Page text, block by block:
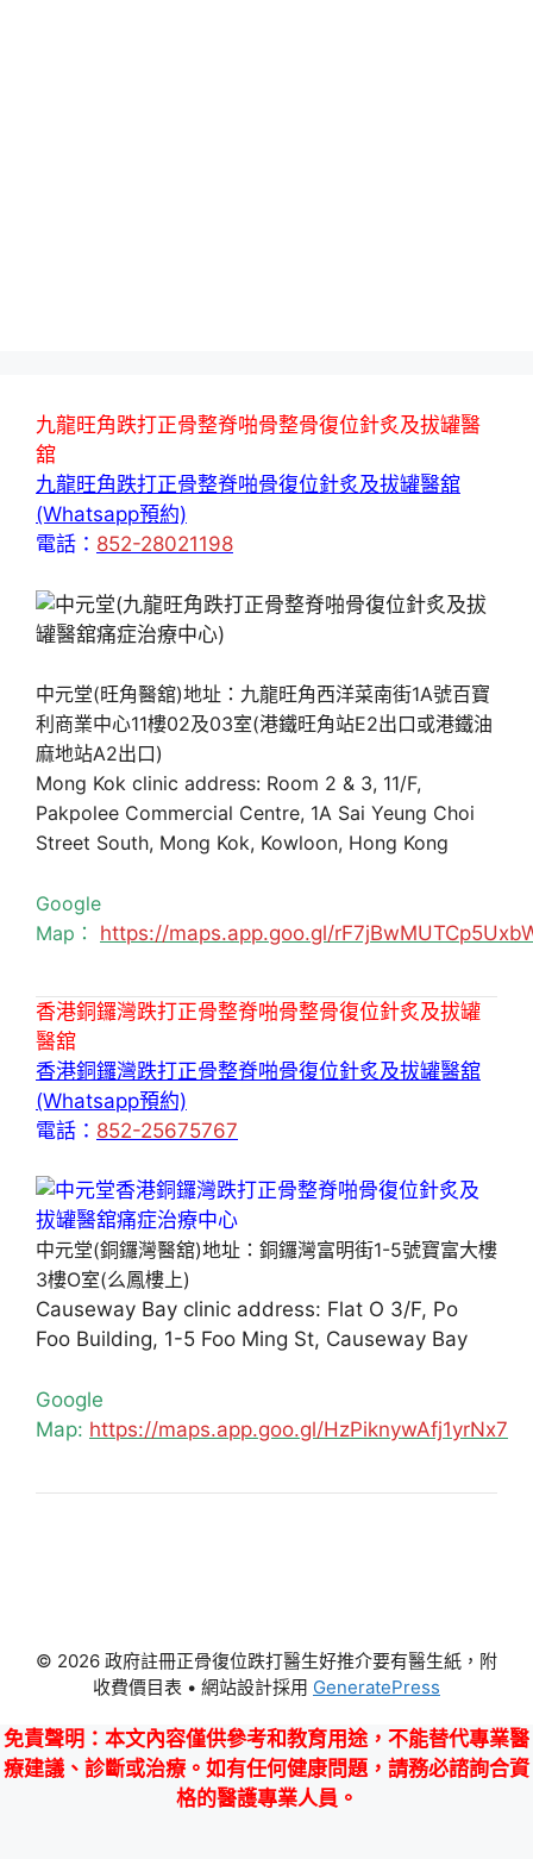
九龍旺角跌打正骨整脊啪骨整骨復位針炙及拔罐醫
舘
九龍旺角跌打正骨整脊啪骨復位針炙及拔罐醫舘
(Whatsapp預約)
電話： 852-28021198
中元堂(旺角醫舘)地址：九龍旺角西洋菜南街1A號百寶
利商業中心11樓02及03室(港鐵旺角站E2出口或港鐵油
麻地站A2出口)
Mong Kok clinic address: Room 2 & 3, 11/F,
Pakpolee Commercial Centre, 1A Sai Yeung Choi
Street South, Mong Kok, Kowloon, Hong Kong
Google
Map： https://maps.app.goo.gl/
香港銅鑼灣跌打正骨整脊啪骨整骨復位針炙及拔罐
醫舘
香港銅鑼灣跌打正骨整脊啪骨復位針炙及拔罐醫舘
(Whatsapp預約)
電話： 852-25675767
中元堂(銅鑼灣醫舘)地址：銅鑼灣富明街1-5號寶富大樓
3樓O室(么鳳樓上)
Causeway Bay clinic address: Flat O 3/F, Po
Foo Building, 1-5 Foo Ming St, Causeway Bay
Google
Map: https://maps.app.goo.gl/HzPiknywAfj1yrNx7
© 2026 政府註冊正骨復位跌打醫生好推介要有醫生紙，附
收費價目表 • 網站設計採用 GeneratePress
免責聲明 ：本文內容僅供參考和教育用途，不能替代專業醫
療建議、診斷或治療。如有任何健康問題，請務必諮詢合資
格的醫護專業人員。